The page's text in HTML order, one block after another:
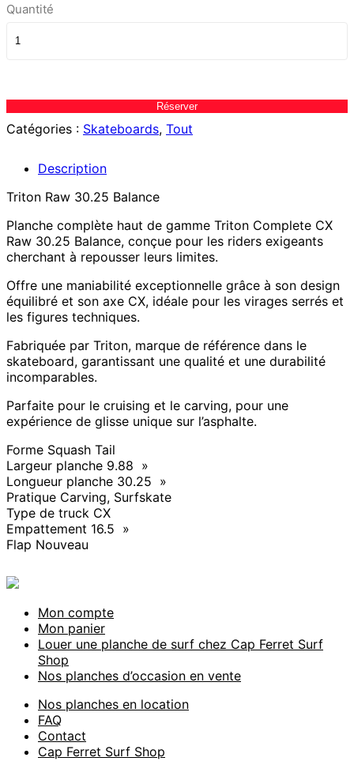
Quantité
Réserver
Catégories : Skateboards, Tout
Description
Triton Raw 30.25 Balance
Planche complète haut de gamme Triton Complete CX
Raw 30.25 Balance, conçue pour les riders exigeants
cherchant à repousser leurs limites.
Offre une maniabilité exceptionnelle grâce à son design
équilibré et son axe CX, idéale pour les virages serrés et
les figures techniques.
Fabriquée par Triton, marque de référence dans le
skateboard, garantissant une qualité et une durabilité
incomparables.
Parfaite pour le cruising et le carving, pour une
expérience de glisse unique sur l’asphalte.
Forme Squash Tail
Largeur planche 9.88 »
Longueur planche 30.25 »
Pratique Carving, Surfskate
Type de truck CX
Empattement 16.5 »
Flap Nouveau
Mon compte
Mon panier
Louer une planche de surf chez Cap Ferret Surf
Shop
Nos planches d’occasion en vente
Nos planches en location
FAQ
Contact
Cap Ferret Surf Shop